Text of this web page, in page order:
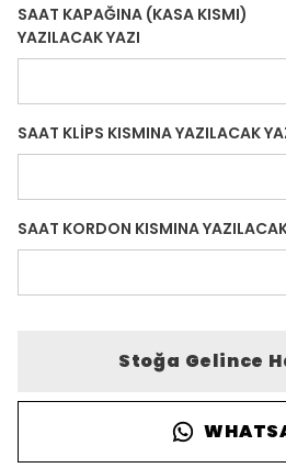
SAAT KAPAĞINA (KASA KISMI)
YAZILACAK YAZI
SAAT KLİPS KISMINA YAZILACAK
SAAT KORDON KISMINA
Stoğa Gelince